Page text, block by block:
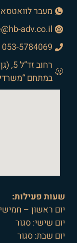
מעבר
adv.co.il
053-5784069
במתחם “משרדים
שעות פעילות:
יום ראשון – חמישי: 09:00-
יום שישי: סגור
יום שבת: סגור